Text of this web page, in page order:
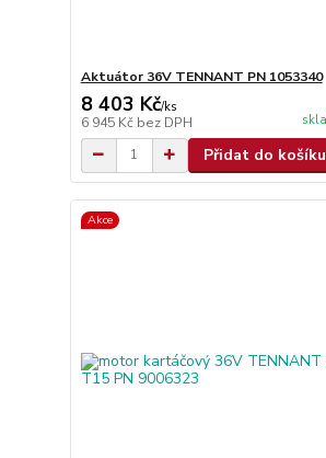
Aktuátor 36V TENNANT PN 1053340
8 403 Kč/ks
6 945 Kč bez DPH
Přidat do košíku
Akce